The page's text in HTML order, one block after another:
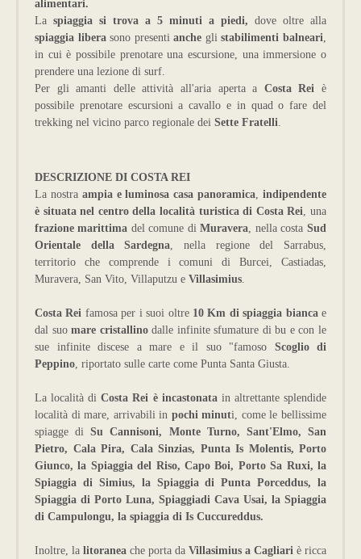
alimentari.
La spiaggia si trova a 5 minuti a piedi, dove oltre alla
spiaggia liberasono presenti anche gli stabilimenti balneari,
in cui è possibile prenotare una escursione, una immersione o
prendere una lezione di surf.
Per gli amanti delle attività all'aria aperta a Costa Rei è
possibile prenotare escursioni a cavallo e in quad o fare del
trekking nel vicino parco regionale dei Sette Fratelli.
DESCRIZIONE DI COSTA REI
La nostraampia e luminosa casa panoramica,indipendente
è situata nel centro della località turistica di Costa Rei, una
frazione marittima del comune diMuravera, nella costa Sud
Orientale della Sardegna, nella regione del Sarrabus,
territorio che comprende i comuni di Burcei, Castiadas,
Muravera, San Vito, Villaputzu e Villasimius.
Costa Rei famosa per i suoi oltre 10 Km di spiaggia biancae
dal suomare cristallinodalle infinite sfumature di bu e con le
sue infinite discese a mare e il suo "famoso Scoglio di
Peppino, riportato sulle carte come Punta Santa Giusta.
La località diCosta Rei è incastonatain altrettante splendide
località di mare, arrivabili in pochi minuti, come le bellissime
spiagge di Su Cannisoni, Monte Turno, Sant'Elmo, San
Pietro, Cala Pira, Cala Sinzias, Punta Is Molentis, Porto
Giunco, la Spiaggia del Riso, Capo Boi, Porto Sa Ruxi, la
Spiaggia di Simius, la Spiaggia di Punta Porceddus, la
Spiaggia di Porto Luna, Spiaggiadi Cava Usai, la Spiaggia
di Campulongu, la spiaggia di Is Cuccureddus.
Inoltre, la litoranea che porta da Villasimius a Cagliari è ricca